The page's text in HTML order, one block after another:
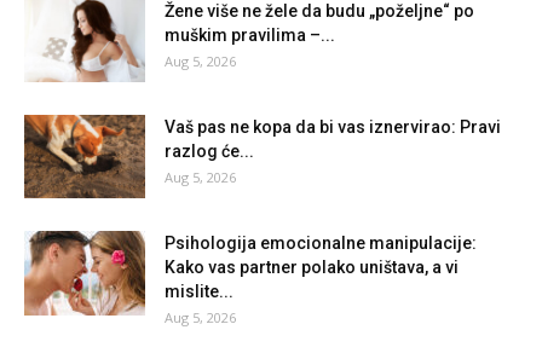
Žene više ne žele da budu „poželjne“ po
muškim pravilima –...
Aug 5, 2026
Vaš pas ne kopa da bi vas iznervirao: Pravi
razlog će...
Aug 5, 2026
Psihologija emocionalne manipulacije:
Kako vas partner polako uništava, a vi
mislite...
Aug 5, 2026